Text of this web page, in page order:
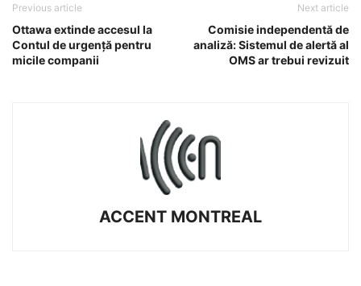
Previous article
Ottawa extinde accesul la
Contul de urgență pentru
micile companii
Next article
Comisie independentă de
analiză: Sistemul de alertă al
OMS ar trebui revizuit
ACCENT MONTREAL